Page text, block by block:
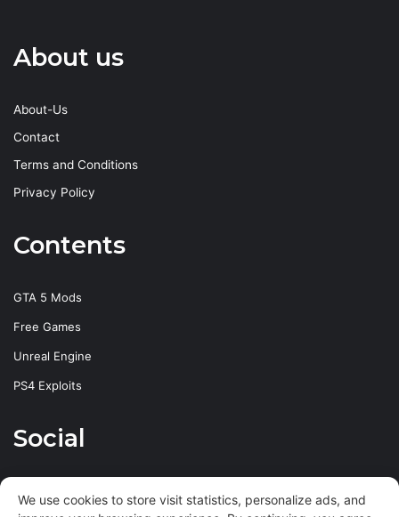
About us
About-Us
Contact
Terms and Conditions
Privacy Policy
Contents
GTA 5 Mods
Free Games
Unreal Engine
PS4 Exploits
Social
Facebook
X YouTubeInstagram
We use cookies to store visit statistics, personalize ads, and